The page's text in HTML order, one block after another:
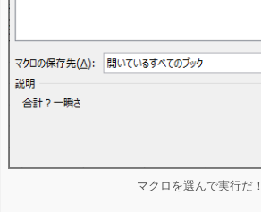
マクロを選んで実行だ！